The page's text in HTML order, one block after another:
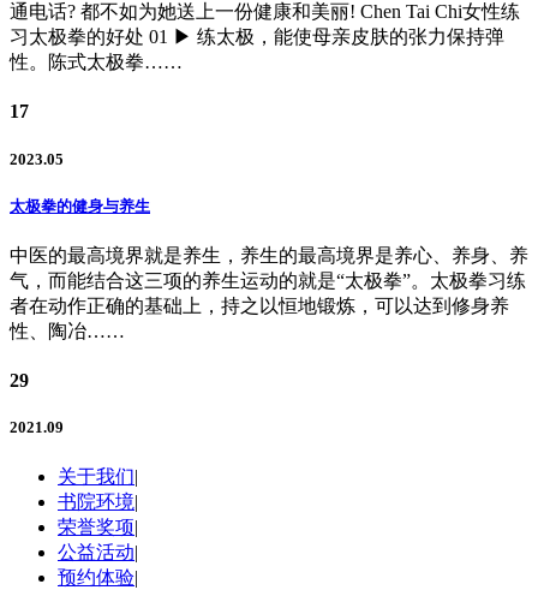
通电话? 都不如为她送上一份健康和美丽! Chen Tai Chi女性练
习太极拳的好处 01 ▶ 练太极，能使母亲皮肤的张力保持弹
性。陈式太极拳……
17
2023.05
太极拳的健身与养生
中医的最高境界就是养生，养生的最高境界是养心、养身、养
气，而能结合这三项的养生运动的就是“太极拳”。太极拳习练
者在动作正确的基础上，持之以恒地锻炼，可以达到修身养
性、陶冶……
29
2021.09
关于我们|
书院环境|
荣誉奖项|
公益活动|
预约体验|